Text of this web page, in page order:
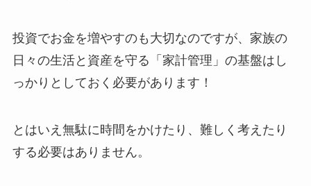
投資でお金を増やすのも大切なのですが、家族の
日々の生活と資産を守る「家計管理」の基盤はし
っかりとしておく必要があります！
とはいえ無駄に時間をかけたり、難しく考えたり
する必要はありません。